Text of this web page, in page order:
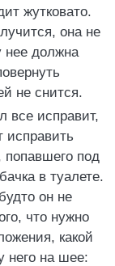
жутковато.
она не
нее должна
не снится.
все исправит,
исправить
попавшего под
в туалете.
он не
что нужно
какой
него на шее: